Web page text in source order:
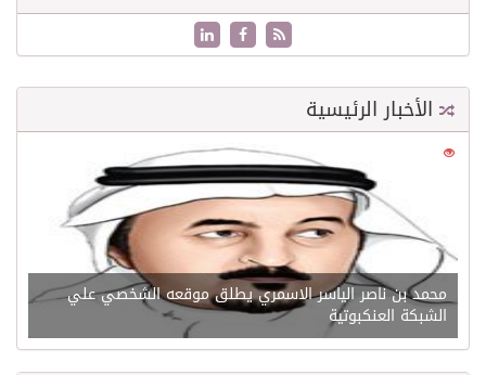
الأخبار الرئيسية
21611
محمد بن ناصر الياسر الاسمري يطلق موقعه الشخصي علي
الشبكة العنكبوتية